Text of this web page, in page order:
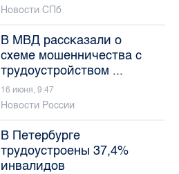
Новости СПб
В МВД рассказали о
схеме мошенничества с
трудоустройством ...
16 июня, 9:47
Новости России
В Петербурге
трудоустроены 37,4%
инвалидов